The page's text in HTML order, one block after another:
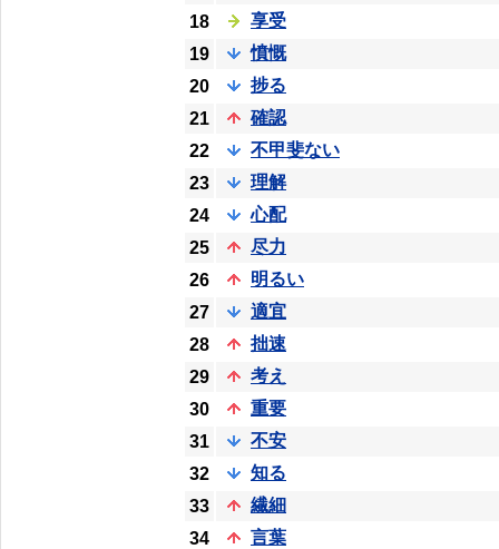
18
享受
19
憤慨
20
捗る
21
確認
22
不甲斐ない
23
理解
24
心配
25
尽力
26
明るい
27
適宜
28
拙速
29
考え
30
重要
31
不安
32
知る
33
繊細
34
言葉